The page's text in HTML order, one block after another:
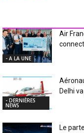
- A LA UNE
Air
- DERNIÈRES
NEWS
Delhi
Le